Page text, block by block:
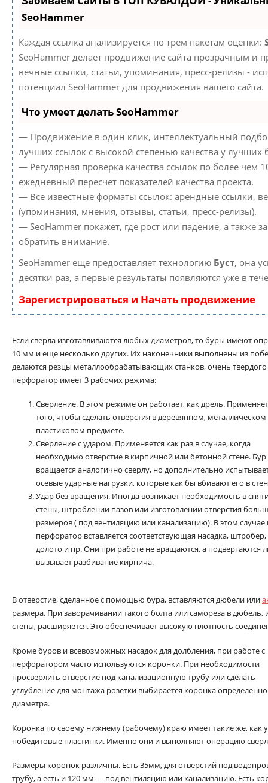
SeoHammer
Каждая ссылка анализируется по трем пакетам оценки:
SeoHammer делает продвижение сайта прозрачным и
вечные ссылки, статьи, упоминания, пресс-релизы -
потенциал SeoHammer для продвижения вашего сайта.
Что умеет делать SeoHammer
— Продвижение в один клик, интеллектуальный
лучших ссылок с высокой степенью качества у лучших
— Регулярная проверка качества ссылок по более чем
ежедневный пересчет показателей качества проекта.
— Все известные форматы ссылок: арендные ссылки,
(упоминания, мнения, отзывы, статьи, пресс-релизы).
— SeoHammer покажет, где рост или падение, а также
обратить внимание.
SeoHammer еще предоставляет технологию Буст, она
десятки раз, а первые результаты появляются уже в
Зарегистрироваться и Начать продвижение
Если сверла изготавливаются любых диаметров, то буры имеют
10 мм и еще несколько других. Их наконечники выполнены из
делаются резцы металлообрабатывающих станков, очень
перфоратор имеет 3 рабочих режима:
Сверление. В этом режиме он работает, как дрель.
того, чтобы сделать отверстия в деревянном,
пластиковом предмете.
Сверление с ударом. Применяется как раз в случае, когда
необходимо отверстие в кирпичной или бетонной стене. Бур
вращается аналогично сверлу, но дополнительно
осевые ударные нагрузки, которые как бы вбивают его в
Удар без вращения. Иногда возникает необходимость в
стены, штроблении пазов или изготовлении отверстия
размеров ( под вентиляцию или канализацию). В этом случае
перфоратор вставляется соответствующая насадка,
долото и пр. Они при работе не вращаются, а подвергаются
вызывает разбивание кирпича.
В отверстие, сделанное с помощью бура, вставляются дюбели или
размера. При заворачивании такого болта или самореза в
стены, расширяется. Это обеспечивает высокую плотность
Кроме буров и всевозможных насадок для долбления, при работе с
перфоратором часто используются коронки. При необходимости
просверлить отверстие под канализационную трубу или сделать
углубление для монтажа розетки выбирается коронка
диаметра.
Коронка по своему нижнему (рабочему) краю имеет такие же, как
победитовые пластинки. Именно они и выполняют операцию
Размеры коронок различны. Есть 35мм, для отверстий под
трубу, а есть и 120 мм — под вентиляцию или канализацию. Есть